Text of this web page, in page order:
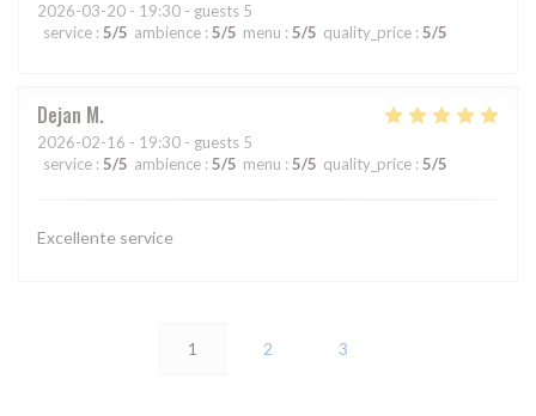
2026-03-20 - 19:30 - guests 5
service : 5/5 ambience : 5/5 menu : 5/5 quality_price : 5/5
Dejan M
2026-02-16 - 19:30 - guests 5
service : 5/5 ambience : 5/5 menu : 5/5 quality_price : 5/5
Excellente service
1 2 3